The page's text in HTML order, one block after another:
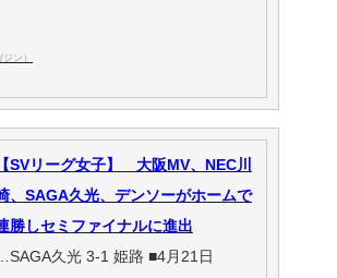
ン）
【SVリーグ女子】 大阪MV、NEC川
、SAGA久光、デンソーがホームで
勝しセミファイナルに進出
…SAGA久光 3-1 姫路 ■4月21日